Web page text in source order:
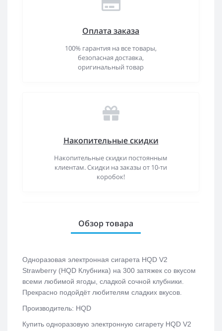
Оплата заказа
100% гарантия на все товары,
безопасная доставка,
оригинальный товар
Накопительные скидки
Накопительные скидки постоянным
клиентам. Скидки на заказы от 10-ти
коробок!
Обзор товара
Одноразовая электронная сигарета HQD V2
Strawberry (HQD Клубника) на 300 затяжек со вкусом
всеми любимой ягоды, сладкой сочной клубники.
Прекрасно подойдёт любителям сладких вкусов.
Производитель: HQD
Купить одноразовую электронную сигарету HQD V2